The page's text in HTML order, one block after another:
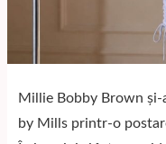
Millie Bobby Brown
by Mills printr-o